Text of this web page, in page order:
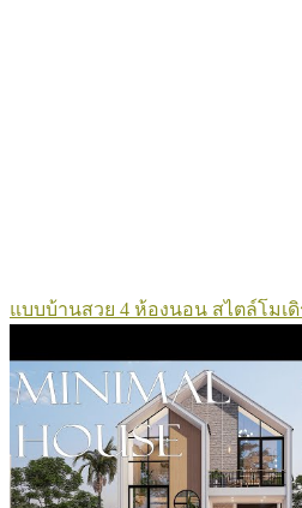
แบบบ้านสวย 4 ห้องนอน สไตล์โมเ